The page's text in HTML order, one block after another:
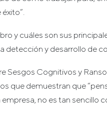
y cuáles son sus
detección y desarrollo de
Sesgos Cognitivos y
que demuestran que
no es tan sencillo